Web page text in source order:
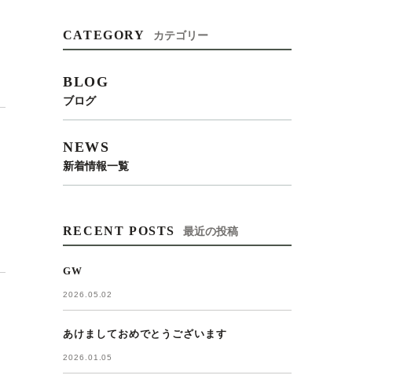
CATEGORY カテゴリー
BLOG
ブログ
NEWS
新着情報一覧
RECENT POSTS 最近の投稿
GW
2026.05.02
あけましておめでとうございます
2026.01.05